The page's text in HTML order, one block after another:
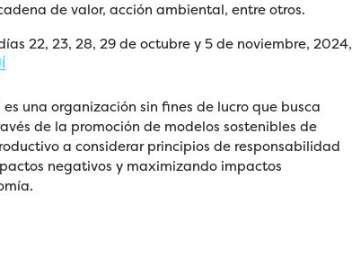
de valor, acción ambiental, entre otros.
22, 23, 28, 29 de octubre y 5 de noviembre, 2024,
una organización sin fines de lucro que busca
de la promoción de modelos sostenibles de
a considerar principios de responsabilidad
negativos y maximizando impactos